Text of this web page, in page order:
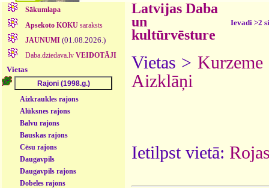
Sākumlapa
Apsekoto KOKUsaraksts
JAUNUMI (01.08.2026.)
Daba.dziedava.lv VEIDOTĀJI
Vietas
Aizkraukles rajons
Alūksnes rajons
Balvu rajons
Bauskas rajons
Cēsu rajons
Daugavpils
Daugavpils rajons
Dobeles rajons
Latvijas Daba
un
kultūrvēsture
Ievadi >2
Vietas > Kurzeme
Aizklāņi
Ietilpst vietā: